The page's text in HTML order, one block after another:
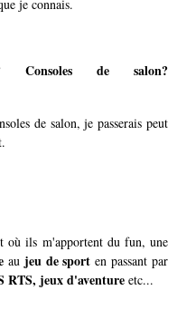
je connais.
Consoles de salon?
de salon, je passerais peut
où ils m'apportent du fun, une
au jeu de sport en passant par
RTS, jeux d'aventure etc...